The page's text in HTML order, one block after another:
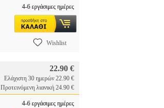
4-6 εργάσιμες ημέρες
Wishlist
22.90 €
Ελάχιστη 30 ημερών 22.90 €
Προτεινόμενη λιανική 24.90 €
4-6 εργάσιμες ημέρες